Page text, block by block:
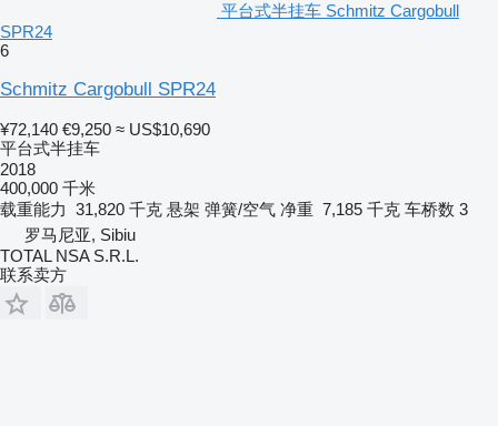
平台式半挂车 Schmitz Cargobull
SPR24
6
Schmitz Cargobull SPR24
¥72,140 €9,250 ≈ US$10,690
平台式半挂车
2018
400,000 千米
载重能力 31,820 千克 悬架 弹簧/空气 净重 7,185 千克 车桥数 3
罗马尼亚, Sibiu
TOTAL NSA S.R.L.
联系卖方